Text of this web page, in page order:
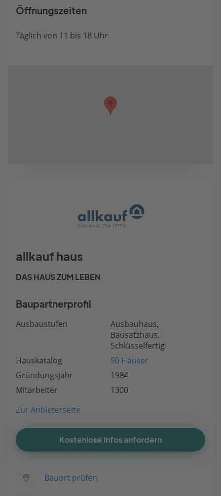
Öffnungszeiten
Täglich von 11 bis 18 Uhr
allkauf haus
DAS HAUS ZUM LEBEN
Baupartnerprofil
Ausbaustufen
Ausbauhaus,
Bausatzhaus,
Schlüsselfertig
Hauskatalog
50 Häuser
Gründungsjahr
1984
Mitarbeiter
1300
Zur Anbieterseite
Kostenlose Infos anfordern
Bauort prüfen